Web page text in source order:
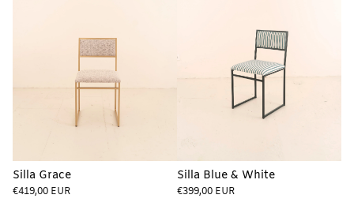
Silla Grace
Precio
€419,00 EUR
Silla Blue & White
Precio
€399,00 EUR